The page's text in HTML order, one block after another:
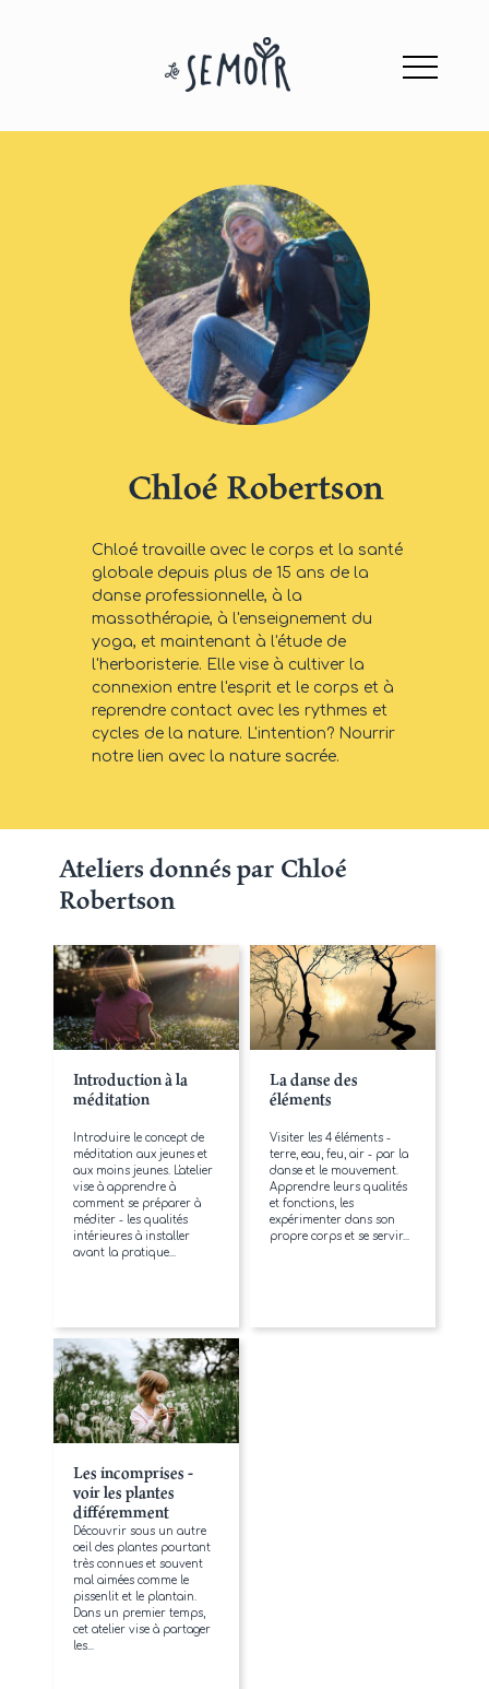
Chloé Robertson
Chloé travaille avec le corps et la santé
globale depuis plus de 15 ans de la
danse professionnelle, à la
massothérapie, à l'enseignement du
yoga, et maintenant à l'étude de
l'herboristerie. Elle vise à cultiver la
connexion entre l'esprit et le corps et à
reprendre contact avec les rythmes et
cycles de la nature. L'intention? Nourrir
notre lien avec la nature sacrée.
Ateliers donnés par Chloé
Robertson
Introduction à la
méditation
Introduire le concept de
méditation aux jeunes et
aux moins jeunes. L'atelier
vise à apprendre à
comment se préparer à
méditer - les qualités
intérieures à installer
avant la pratique...
La danse des
éléments
Visiter les 4 éléments -
terre, eau, feu, air - par la
danse et le mouvement.
Apprendre leurs qualités
et fonctions, les
expérimenter dans son
propre corps et se servir...
Les incomprises -
voir les plantes
différemment
Découvrir sous un autre
oeil des plantes pourtant
très connues et souvent
mal aimées comme le
pissenlit et le plantain.
Dans un premier temps,
cet atelier vise à partager
les...